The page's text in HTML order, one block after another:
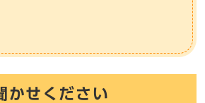
かせください